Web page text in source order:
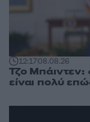
12:1708.08.26
Τζο Μπάιντεν:
είναι πολύ